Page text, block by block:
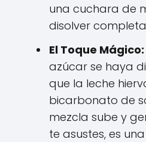
una cuchara de
disolver
El Toque Mágico:
azúcar se haya
que la leche
bicarbonato de
mezcla sube y
te asustes, es